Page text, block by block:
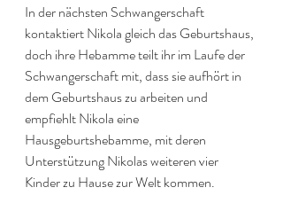
In der nächsten Schwangerschaft
kontaktiert Nikola gleich das Geburtshaus,
doch ihre Hebamme teilt ihr im Laufe der
Schwangerschaft mit, dass sie aufhört in
dem Geburtshaus zu arbeiten und
empfiehlt Nikola eine
Hausgeburtshebamme, mit deren
Unterstützung Nikolas weiteren vier
Kinder zu Hause zur Welt kommen.